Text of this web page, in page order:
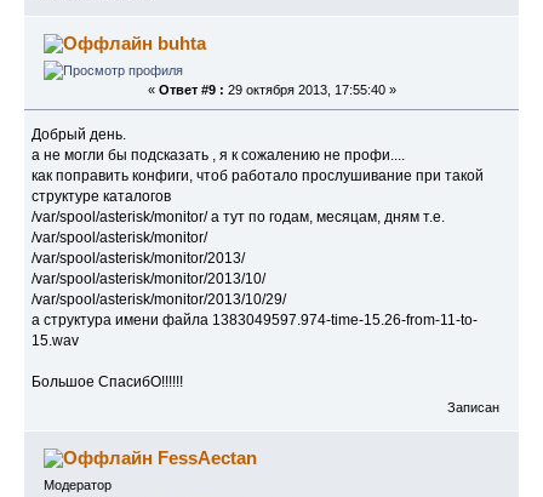
buhta
« Ответ #9 : 29 октября 2013, 17:55:40 »
Добрый день.
а не могли бы подсказать , я к сожалению не профи....
как поправить конфиги, чтоб работало прослушивание при такой
структуре каталогов
/var/spool/asterisk/monitor/ а тут по годам, месяцам, дням т.е.
/var/spool/asterisk/monitor/
/var/spool/asterisk/monitor/2013/
/var/spool/asterisk/monitor/2013/10/
/var/spool/asterisk/monitor/2013/10/29/
а структура имени файла 1383049597.974-time-15.26-from-11-to-
15.wav
Большое СпасибО!!!!!!
Записан
FessAectan
Модератор